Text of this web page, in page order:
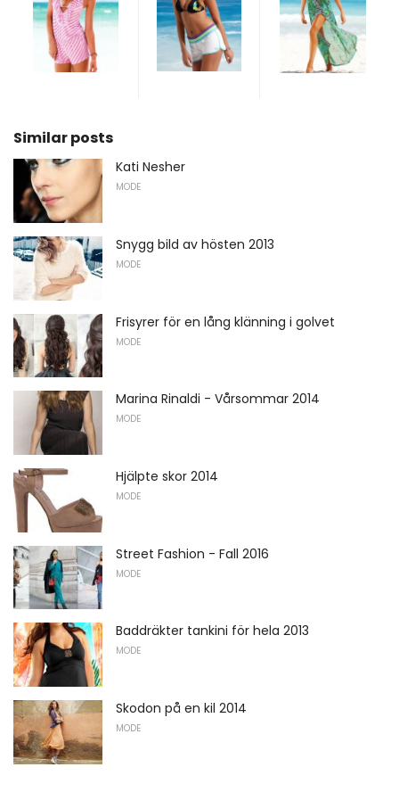
Similar posts
Kati Nesher
MODE
Snygg bild av hösten 2013
MODE
Frisyrer för en lång klänning i golvet
MODE
Marina Rinaldi - Vårsommar 2014
MODE
Hjälpte skor 2014
MODE
Street Fashion - Fall 2016
MODE
Baddräkter tankini för hela 2013
MODE
Skodon på en kil 2014
MODE